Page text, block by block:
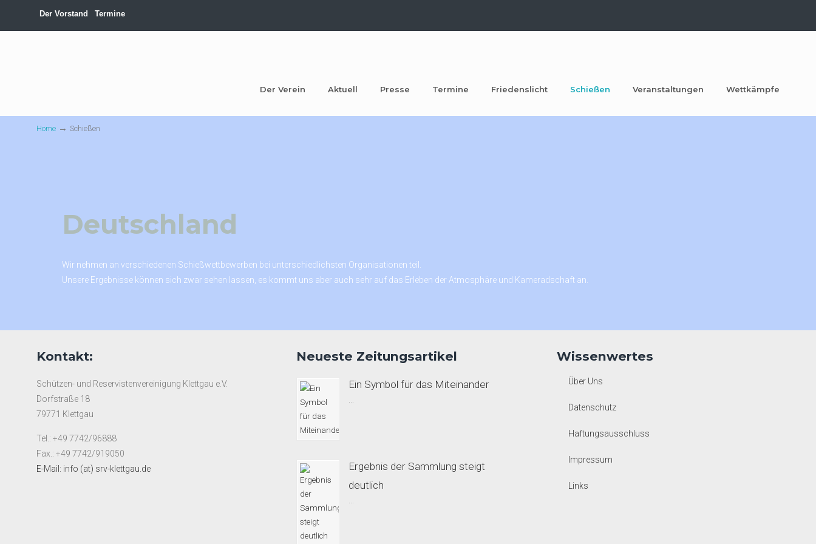
Der Vorstand Termine
Der Verein Aktuell Presse Termine Friedenslicht Schießen Veranstaltungen Wettkämpfe
Home →Schießen
Deutschland
Wir nehmen an verschiedenen Schießwettbewerben bei unterschiedlichsten Organisationen teil.
Unsere Ergebnisse können sich zwar sehen lassen, es kommt uns aber auch sehr auf das Erleben der Atmosphäre und Kameradschaft an.
Kontakt:
Schützen- und Reservistenvereinigung Klettgau e.V.
Dorfstraße 18
79771 Klettgau
Tel.: +49 7742/96888
Fax.: +49 7742/919050
E-Mail: info (at) srv-klettgau.de
Neueste Zeitungsartikel
Ein Symbol für das Miteinander
...
Ergebnis der Sammlung steigt
deutlich
...
Wissenwertes
Über Uns
Datenschutz
Haftungsausschluss
Impressum
Links